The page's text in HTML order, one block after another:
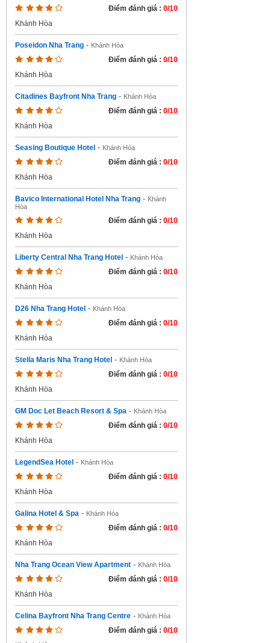
Điểm đánh giá : 0/10
Khánh Hòa
Poseidon Nha Trang - Khánh Hòa
Điểm đánh giá : 0/10
Khánh Hòa
Citadines Bayfront Nha Trang - Khánh Hòa
Điểm đánh giá : 0/10
Khánh Hòa
Seasing Boutique Hotel - Khánh Hòa
Điểm đánh giá : 0/10
Khánh Hòa
Bavico International Hotel Nha Trang - Khánh
Hòa
Điểm đánh giá : 0/10
Khánh Hòa
Liberty Central Nha Trang Hotel - Khánh Hòa
Điểm đánh giá : 0/10
Khánh Hòa
D26 Nha Trang Hotel - Khánh Hòa
Điểm đánh giá : 0/10
Khánh Hòa
Stella Maris Nha Trang Hotel - Khánh Hòa
Điểm đánh giá : 0/10
Khánh Hòa
GM Doc Let Beach Resort & Spa - Khánh Hòa
Điểm đánh giá : 0/10
Khánh Hòa
LegendSea Hotel - Khánh Hòa
Điểm đánh giá : 0/10
Khánh Hòa
Galina Hotel & Spa - Khánh Hòa
Điểm đánh giá : 0/10
Khánh Hòa
Nha Trang Ocean View Apartment - Khánh Hòa
Điểm đánh giá : 0/10
Khánh Hòa
Celina Bayfront Nha Trang Centre - Khánh Hòa
Điểm đánh giá : 0/10